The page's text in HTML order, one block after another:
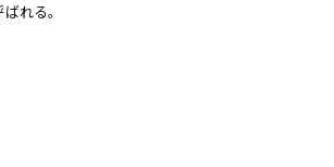
れる。